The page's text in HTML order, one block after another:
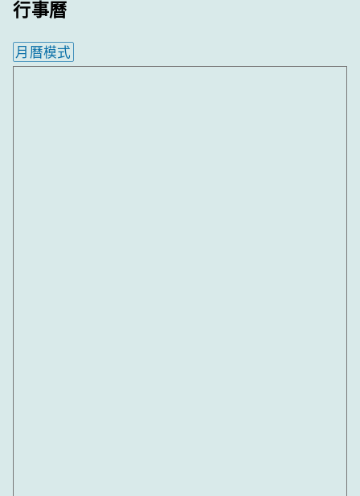
行事曆
月曆模式